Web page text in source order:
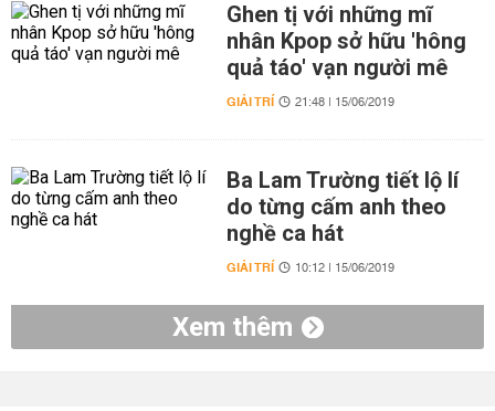
Ghen tị với những mĩ
nhân Kpop sở hữu 'hông
quả táo' vạn người mê
GIẢI TRÍ 21:48 | 15/06/2019
Ba Lam Trường tiết lộ lí
do từng cấm anh theo
nghề ca hát
GIẢI TRÍ 10:12 | 15/06/2019
Xem thêm